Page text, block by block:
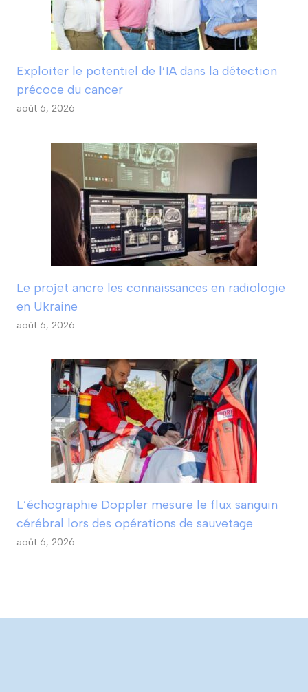
Exploiter le potentiel de l’IA dans la détection
précoce du cancer
août 6, 2026
Le projet ancre les connaissances en radiologie
en Ukraine
août 6, 2026
L’échographie Doppler mesure le flux sanguin
cérébral lors des opérations de sauvetage
août 6, 2026